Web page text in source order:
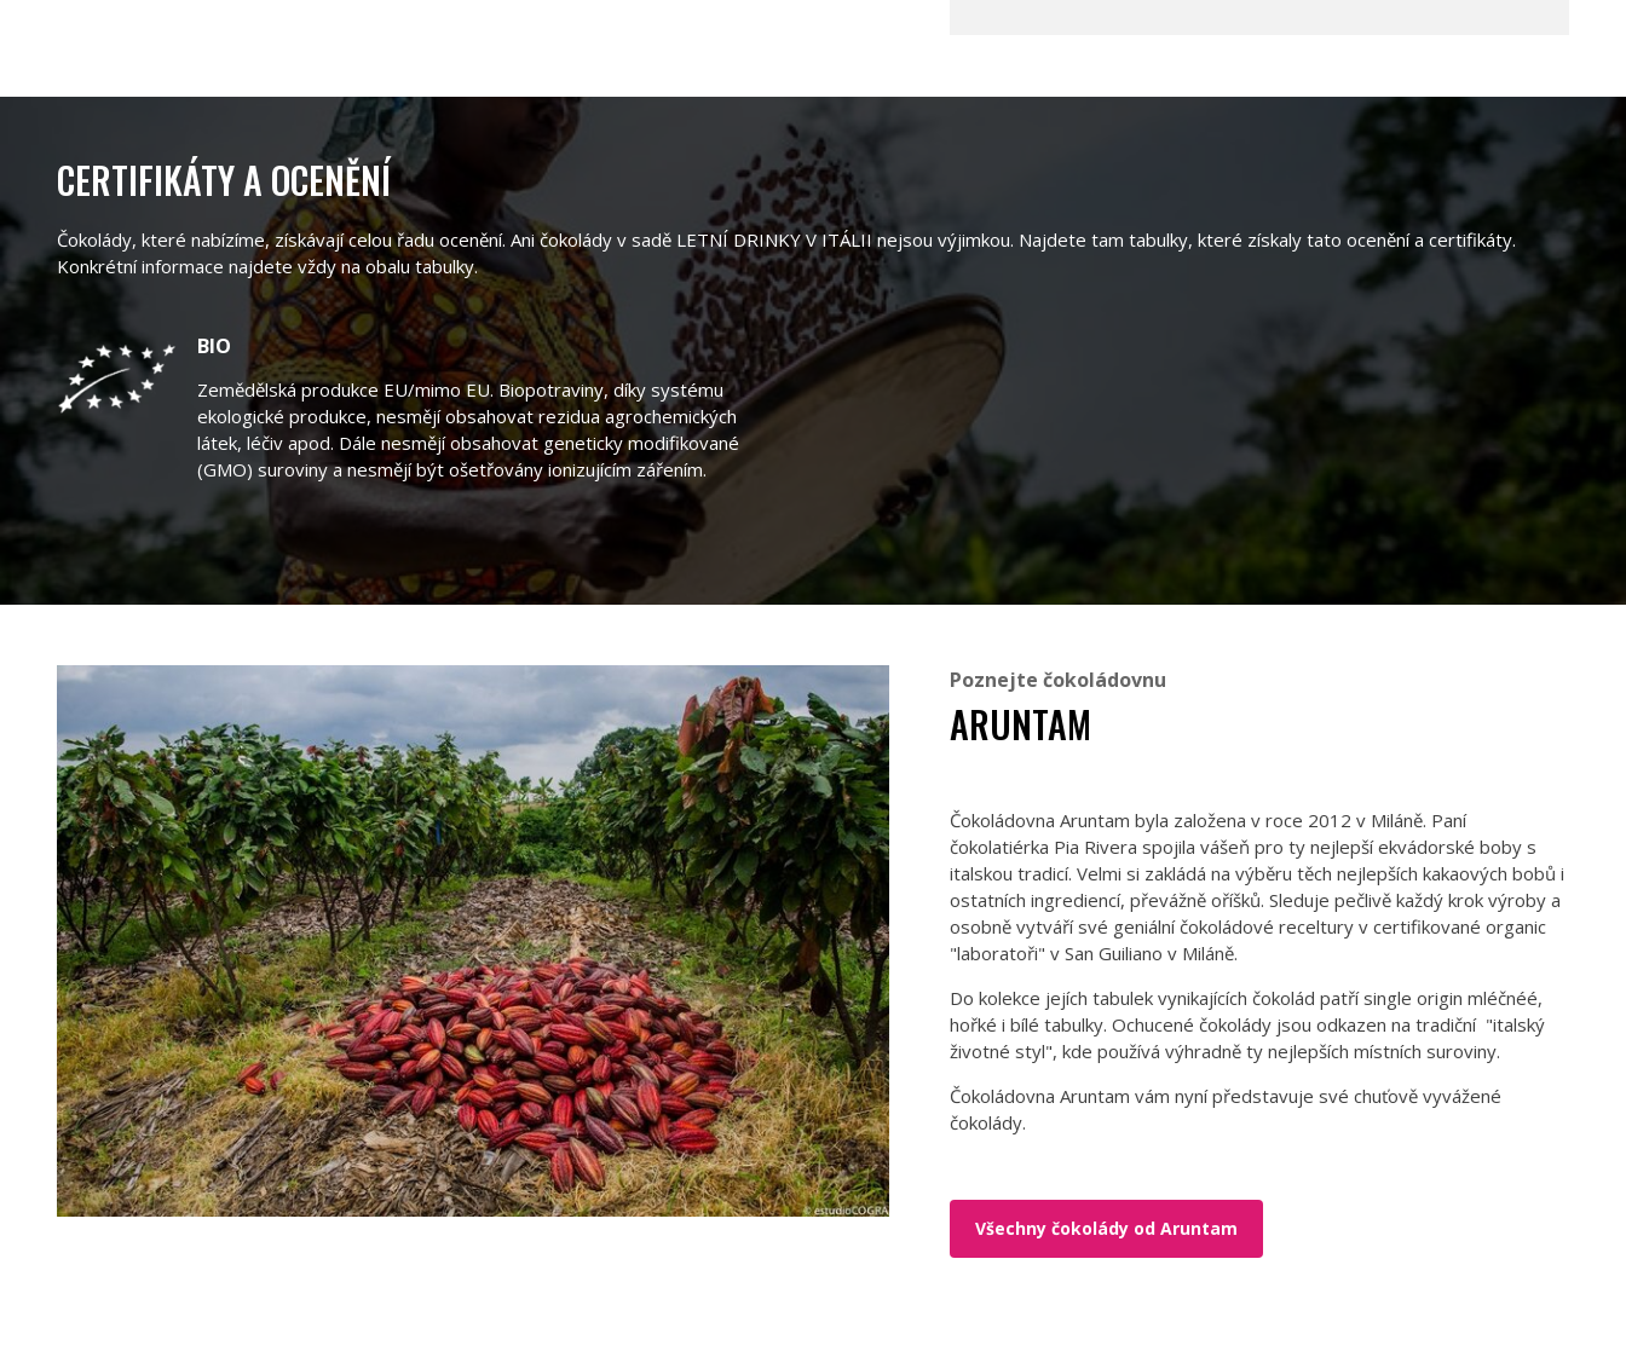
CERTIFIKÁTY A OCENĚNÍ
Čokolády, které nabízíme, získávají celou řadu ocenění. Ani čokolády v sadě LETNÍ DRINKY V ITÁLII nejsou výjimkou. Najdete tam tabulky, které získaly tato ocenění a certifikáty.
Konkrétní informace najdete vždy na obalu tabulky.
BIO
Zemědělská produkce EU/mimo EU. Biopotraviny, díky systému
ekologické produkce, nesmějí obsahovat rezidua agrochemických
látek, léčiv apod. Dále nesmějí obsahovat geneticky modifikované
(GMO) suroviny a nesmějí být ošetřovány ionizujícím zářením.
Poznejte čokoládovnu
ARUNTAM
Čokoládovna Aruntam byla založena v roce 2012 v Miláně. Paní
čokolatiérka Pia Rivera spojila vášeň pro ty nejlepší ekvádorské boby s
italskou tradicí. Velmi si zakládá na výběru těch nejlepších kakaových bobů i
ostatních ingrediencí, převážně oříšků. Sleduje pečlivě každý krok výroby a
osobně vytváří své geniální čokoládové receltury v certifikované organic
"laboratoři" v San Guiliano v Miláně.
Do kolekce jejích tabulek vynikajících čokolád patří single origin mléčnéé,
hořké i bílé tabulky. Ochucené čokolády jsou odkazen na tradiční "italský
životné styl", kde používá výhradně ty nejlepších místních suroviny.
Čokoládovna Aruntam vám nyní představuje své chuťově vyvážené
čokolády.
Všechny čokolády od Aruntam